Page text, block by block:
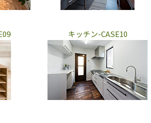
キッチン-CASE10